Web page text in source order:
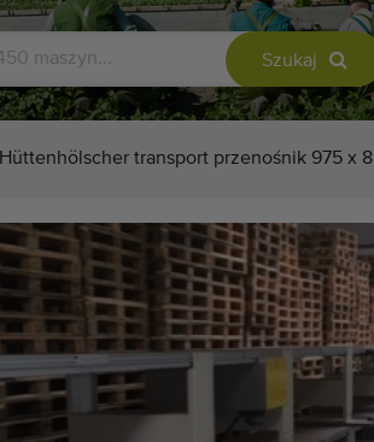
Szukaj
Hüttenhölscher transport przenośnik 975 x